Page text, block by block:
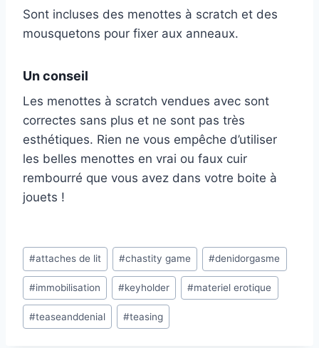
Sont incluses des menottes à scratch et des
mousquetons pour fixer aux anneaux.
Un conseil
Les menottes à scratch vendues avec sont
correctes sans plus et ne sont pas très
esthétiques. Rien ne vous empêche d’utiliser
les belles menottes en vrai ou faux cuir
rembourré que vous avez dans votre boite à
jouets !
Post
Tags:
#attaches de lit #chastity game #denidorgasme
#immobilisation #keyholder #materiel erotique
#teaseanddenial #teasing